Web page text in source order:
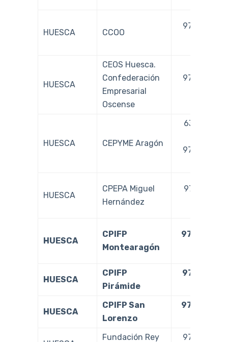
HUESCA CCOO
974 220
HUESCA
CEOS Huesca.
Confederación
Empresarial
Oscense
974 242
HUESCA CEPYME Aragón
637 321
976 766
HUESCA
CPEPA Miguel
Hernández
974 241
HUESCA
CPIFP
Montearagón
974 242
HUESCA
CPIFP
Pirámide
974 210
HUESCA
CPIFP San
Lorenzo
974 243
Fundación Rey 974 286